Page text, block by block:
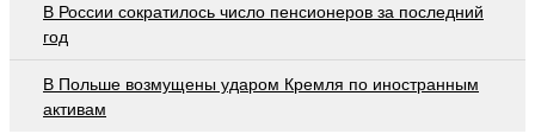
В России сократилось число пенсионеров за последний
год
В Польше возмущены ударом Кремля по иностранным
активам